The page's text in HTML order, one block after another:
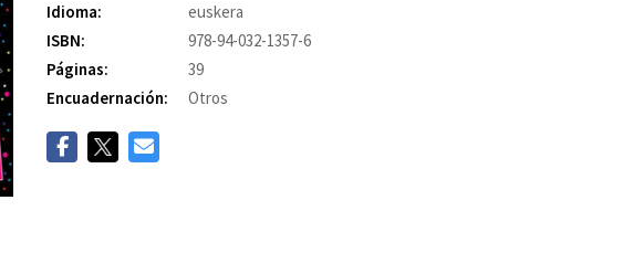
Idioma:
euskera
ISBN:
978-94-032-1357-6
Páginas:
39
Encuadernación:
Otros